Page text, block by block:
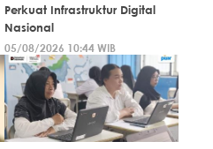
Perkuat Infrastruktur Digital
Nasional
05/08/2026 10:44 WIB